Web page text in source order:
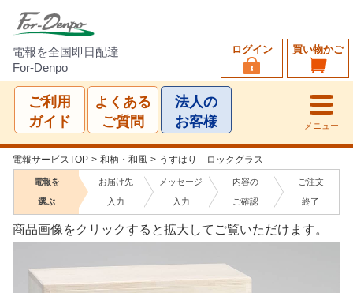
電報を全国即日配達
For-Denpo
買い物かご
ログイン
ご利用
ガイド
よくある
ご質問
法人の
お客様
メニュー
電報サービスTOP > 和柄・和風 > うすはり ロックグラス
電報を
選ぶ
お届け先
入力
メッセージ
入力
内容の
ご確認
ご注文
終了
商品画像をクリックすると拡大してご覧いただけます。